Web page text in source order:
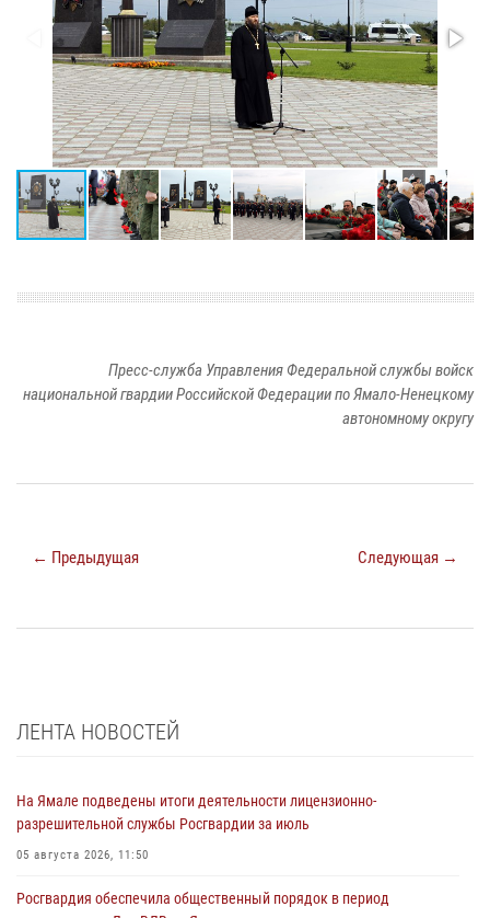
Пресс-служба Управления Федеральной службы войск
национальной гвардии Российской Федерации по Ямало-Ненецкому
автономному округу
← Предыдущая Следующая →
ЛЕНТА НОВОСТЕЙ
На Ямале подведены итоги деятельности лицензионно-
разрешительной службы Росгвардии за июль
05 августа 2026, 11:50
Росгвардия обеспечила общественный порядок в период